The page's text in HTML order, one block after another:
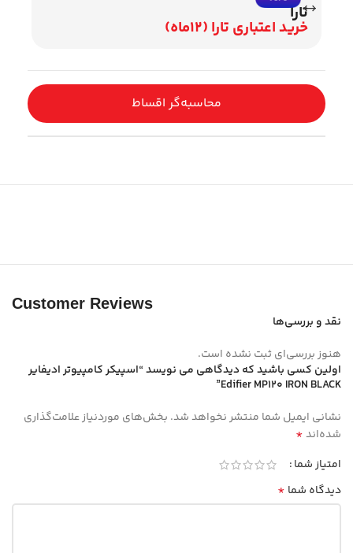
تارا
خرید اعتباری تارا (12ماه)
محاسبه‌گر اقساط
Customer Reviews
نقد و بررسی‌ها
هنوز بررسی‌ای ثبت نشده است.
اولین کسی باشید که دیدگاهی می نویسد “اسپیکر کامپیوتر ادیفایر
Edifier MP120 IRON BLACK”
نشانی ایمیل شما منتشر نخواهد شد. بخش‌های موردنیاز علامت‌گذاری
شده‌اند*
امتیاز شما
دیدگاه شما *